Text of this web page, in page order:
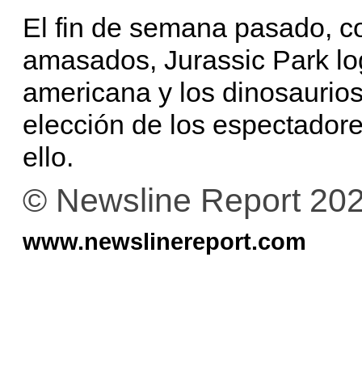
El fin de semana pasado,
amasados, Jurassic Park
americana y los
elección de los
ello.
© Newsline Report
www.newslinereport.com